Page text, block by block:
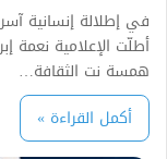
في إطلالة إنسانية
أطلّت الإعلامية نعمة
همسة نت الثقافة…
أكمل القراءة »